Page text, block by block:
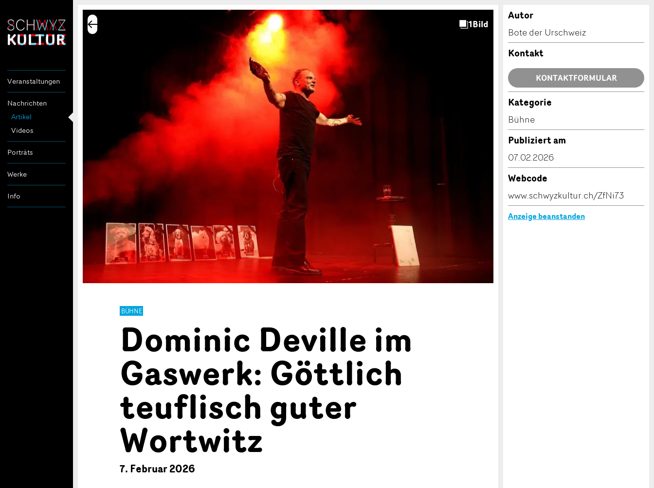
Veranstaltungen
Nachrichten
Artikel
Videos
Porträts
Werke
Info
BÜHNE
Dominic Deville im
Gaswerk: Göttlich
teuflisch guter
Wortwitz
7. Februar 2026
Autor
Bote der Urschweiz
Kontakt
KONTAKTFORMULAR
Kategorie
Bühne
Publiziert am
07.02.2026
Webcode
www.schwyzkultur.ch/ZfNi73
Anzeige beanstanden